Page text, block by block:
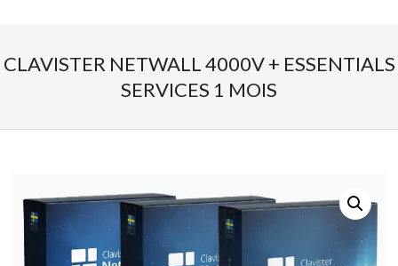
CLAVISTER NETWALL 4000V + ESSENTIALS
SERVICES 1 MOIS